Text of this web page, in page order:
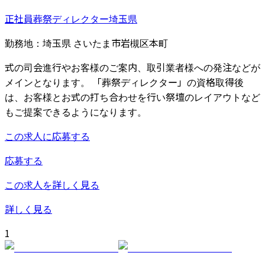
正社員葬祭ディレクター埼玉県
勤務地： 埼玉県 さいたま市岩槻区本町
式の司会進行やお客様のご案内、取引業者様への発注などが
メインとなります。 「葬祭ディレクター」の資格取得後
は、お客様とお式の打ち合わせを行い祭壇のレイアウトなど
もご提案できるようになります。
この求人に応募する
応募する
この求人を詳しく見る
詳しく見る
1